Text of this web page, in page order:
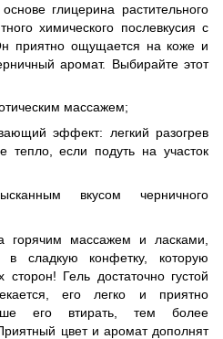
глицерина растительного
химического послевкусия с
приятно ощущается на коже и
аромат. Выбирайте этот
массажем;
эффект: легкий разогрев
тепло, если подуть на участок
вкусом черничного
массажем и ласками,
в сладкую конфетку, которую
сторон! Гель достаточно густой
его легко и приятно
его втирать, тем более
цвет и аромат дополнят